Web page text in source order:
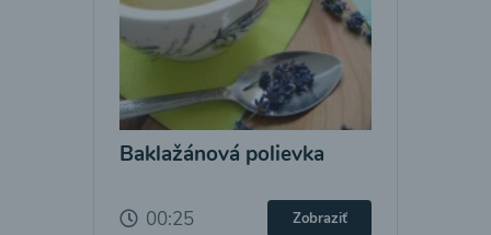
Baklažánová polievka
00:25 Zobraziť